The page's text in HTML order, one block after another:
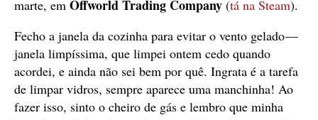
marte, em Offworld Trading Company (tá na Steam).
Fecho a janela da cozinha para evitar o vento gelado —
janela limpíssima, que limpei ontem cedo quando
acordei, e ainda não sei bem por quê. Ingrata é a tarefa
de limpar vidros, sempre aparece uma manchinha! Ao
fazer isso, sinto o cheiro de gás e lembro que minha